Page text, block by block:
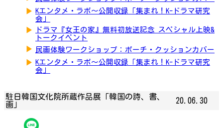
▶ Kエンタメ・ラボ～公開収録「集まれ！K-ドラマ研究
会」
▶
ドラマ『女王の家』無料初放送記念 スペシャル上映&
トークイベント
▶ 民画体験ワークショップ：ポーチ・クッションカバー
▶ Kエンタメ・ラボ～公開収録「集まれ！K-ドラマ研究
会」
駐日韓国文化院所蔵作品展「韓国の詩、書、
画」
20.06.30